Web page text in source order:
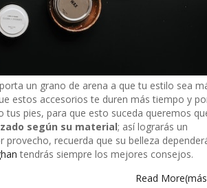
un grano de arena a que tu estilo sea
estos accesorios te duren más tiempo y
pies, para que esto suceda queremos
según su material; así lograrás un
recuerda que su belleza
tendrás siempre los mejores consejos.
Read More